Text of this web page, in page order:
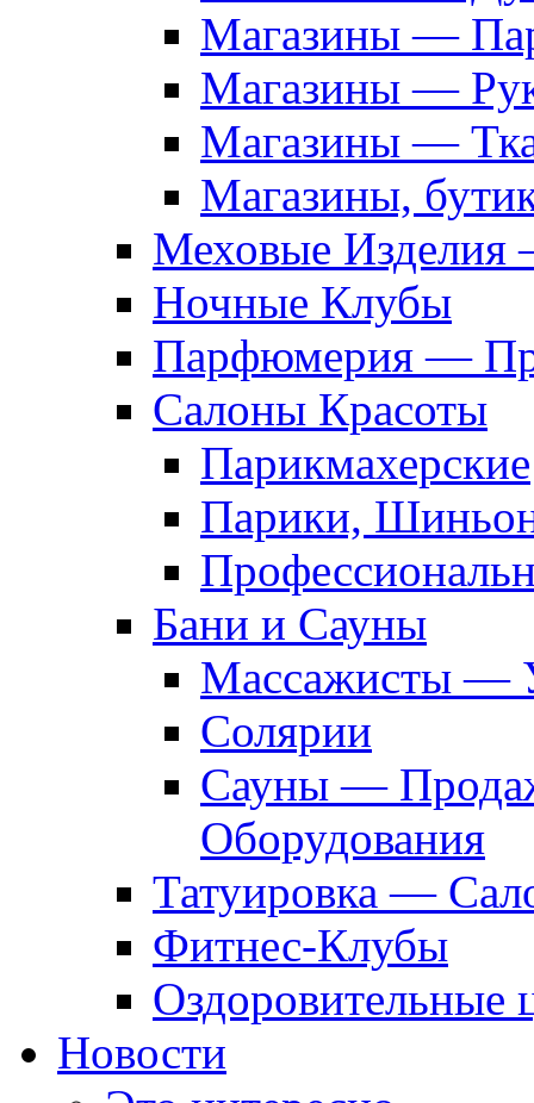
Магазины —
Магазины —
Магазины —
Магазины,
Меховые Изделия
Ночные Клубы
Парфюмерия —
Салоны Красоты
Парикмахерские
Парики,
Бани и Сауны
Массажисты —
Солярии
Сауны —
Оборудования
Татуировка —
Фитнес-Клубы
Оздоровительные
Новости